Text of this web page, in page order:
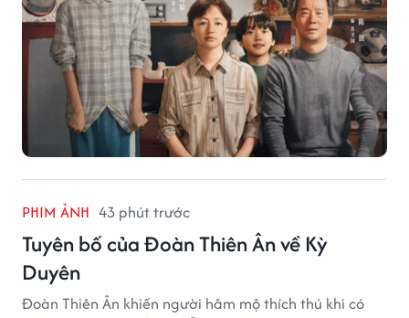
PHIM ẢNH 43 phút trước
Tuyên bố của Đoàn Thiên Ân về Kỳ
Duyên
Đoàn Thiên Ân khiến người hâm mộ thích thú khi có